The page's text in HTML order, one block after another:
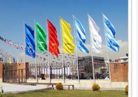
دانشگاه
محقق
اردبیلی